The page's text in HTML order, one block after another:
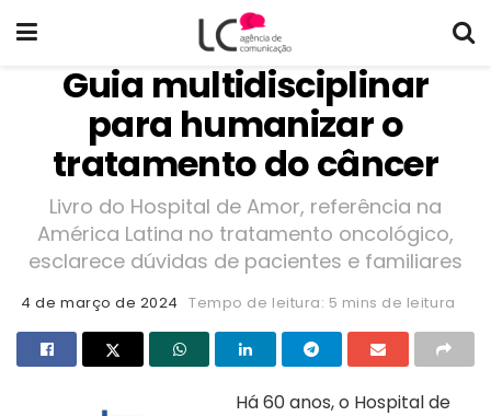
Guia multidisciplinar
para humanizar o
tratamento do câncer
Livro do Hospital de Amor, referência na
América Latina no tratamento oncológico,
esclarece dúvidas de pacientes e familiares
4 de março de 2024 Tempo de leitura: 5 mins de leitura
Há 60 anos, o Hospital de